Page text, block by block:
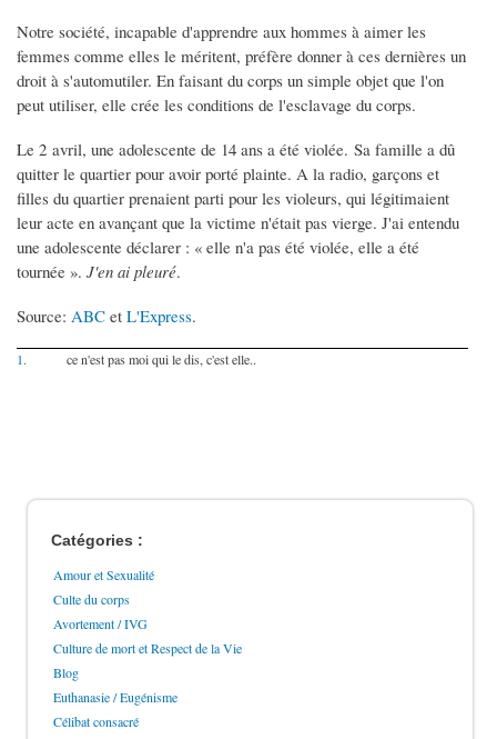
Notre société, incapable d'apprendre aux hommes à aimer les
femmes comme elles le méritent, préfère donner à ces dernières un
droit à s'automutiler. En faisant du corps un simple objet que l'on
peut utiliser, elle crée les conditions de l'esclavage du corps.
Le 2 avril, une adolescente de 14 ans a été violée. Sa famille a dû
quitter le quartier pour avoir porté plainte. A la radio, garçons et
filles du quartier prenaient parti pour les violeurs, qui légitimaient
leur acte en avançant que la victime n'était pas vierge. J'ai entendu
une adolescente déclarer : « elle n'a pas été violée, elle a été
tournée ». J'en ai pleuré.
Source: ABC et L'Express.
1. ce n'est pas moi qui le dis, c'est elle..
Catégories :
Amour et Sexualité
Culte du corps
Avortement / IVG
Culture de mort et Respect de la Vie
Blog
Euthanasie / Eugénisme
Célibat consacré